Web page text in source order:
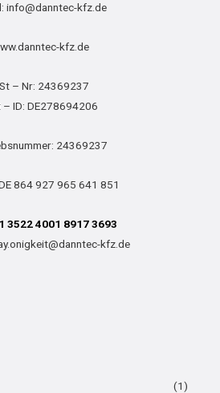
info@danntec-kfz.de
kfz.de
– Nr: 24369237
– ID: DE278694206
24369237
864 927 965 641 851
3522 4001 8917 3693
kfz.de
(1)